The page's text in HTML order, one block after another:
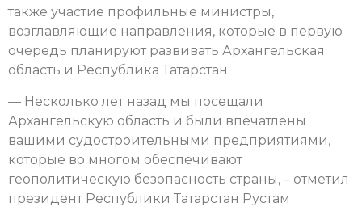
также участие профильные министры,
возглавляющие направления, которые в первую
очередь планируют развивать Архангельская
область и Республика Татарстан.
— Несколько лет назад мы посещали
Архангельскую область и были впечатлены
вашими судостроительными предприятиями,
которые во многом обеспечивают
геополитическую безопасность страны, – отметил
президент Республики Татарстан Рустам